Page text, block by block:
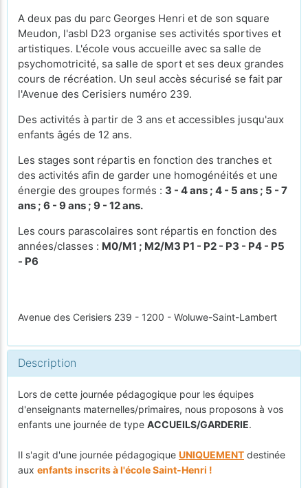
A deux pas du parc Georges Henri et de son square
Meudon, l'asbl D23 organise ses activités sportives et
artistiques. L'école vous accueille avec sa salle de
psychomotricité, sa salle de sport et ses deux grandes
cours de récréation. Un seul accès sécurisé se fait par
l'Avenue des Cerisiers numéro 239.
Des activités à partir de 3 ans et accessibles jusqu'aux
enfants âgés de 12 ans.
Les stages sont répartis en fonction des tranches et
des activités afin de garder une homogénéités et une
énergie des groupes formés : 3 - 4 ans ; 4 - 5 ans ; 5 - 7
ans ; 6 - 9 ans ; 9 - 12 ans.
Les cours parascolaires sont répartis en fonction des
années/classes : M0/M1 ; M2/M3 P1 - P2 - P3 - P4 - P5
- P6
Avenue des Cerisiers 239 - 1200 - Woluwe-Saint-Lambert
Description
Lors de cette journée pédagogique pour les équipes
d'enseignants maternelles/primaires, nous proposons à vos
enfants une journée de type ACCUEILS/GARDERIE.
Il s'agit d'une journée pédagogique UNIQUEMENT destinée
aux enfants inscrits à l'école Saint-Henri !